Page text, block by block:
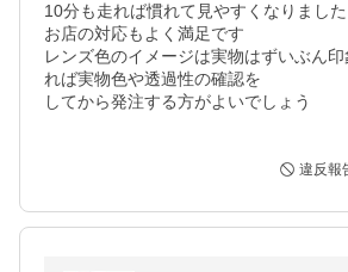
10分も走れば慣れて見やすくなりました
お店の対応もよく満足です
レンズ色のイメージは実物はずいぶん
れば実物色や透過性の確認を
してから発注する方がよいでしょう
違反報